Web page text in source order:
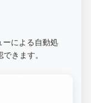
ーによる自動処
きます。